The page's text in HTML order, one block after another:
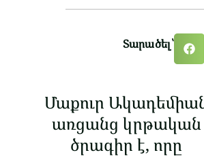
Տարածել՝
Մաքուր
առցանց կրթական
ծրագիր է, որը